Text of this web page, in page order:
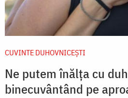
CUVINTE DUHOVNICEȘTI
Ne putem înălța cu
binecuvântând pe